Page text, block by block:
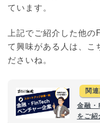
ています。
上記でご紹介した他の
て興味がある人は、こ
ださいね。
関
金融・
をご紹